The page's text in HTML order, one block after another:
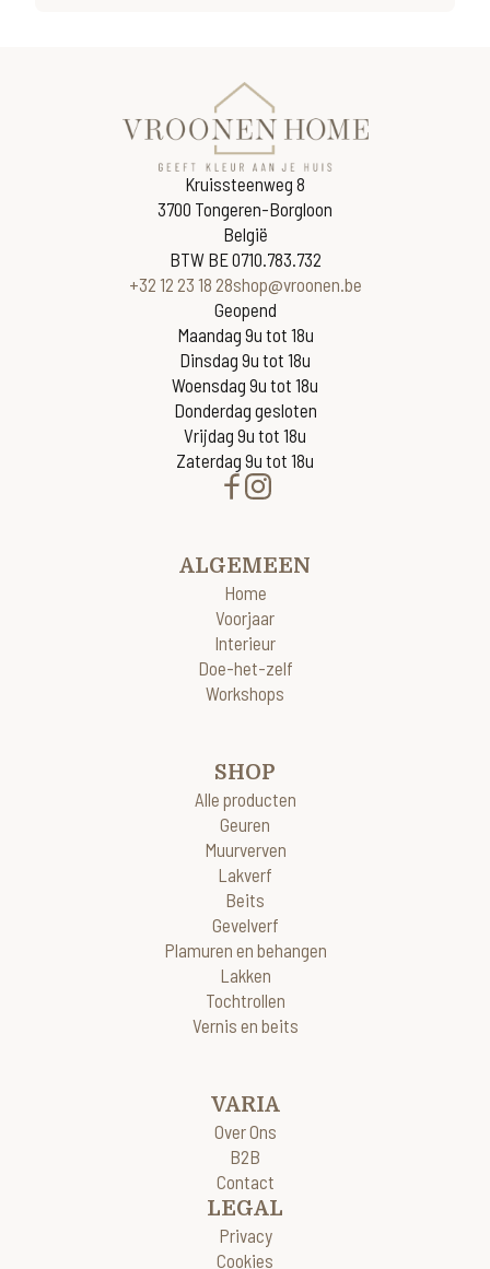
Kruissteenweg 8
3700 Tongeren-Borgloon
België
BTW BE 0710.783.732
+32 12 23 18 28shop@vroonen.be
Geopend
Maandag 9u tot 18u
Dinsdag 9u tot 18u
Woensdag 9u tot 18u
Donderdag gesloten
Vrijdag 9u tot 18u
Zaterdag 9u tot 18u
ALGEMEEN
Home
Voorjaar
Interieur
Doe-het-zelf
Workshops
SHOP
Alle producten
Geuren
Muurverven
Lakverf
Beits
Gevelverf
Plamuren en behangen
Lakken
Tochtrollen
Vernis en beits
VARIA
Over Ons
B2B
Contact
LEGAL
Privacy
Cookies